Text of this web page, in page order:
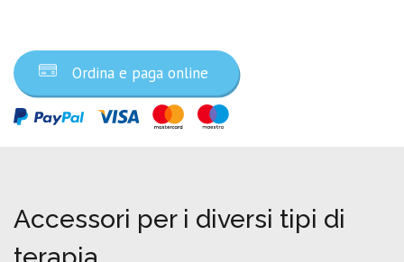
Ordina e paga online
Accessori per i diversi tipi di